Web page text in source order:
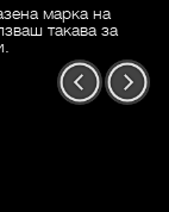
марка на
такава за